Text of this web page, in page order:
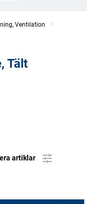
Ventilation
Tält
artiklar